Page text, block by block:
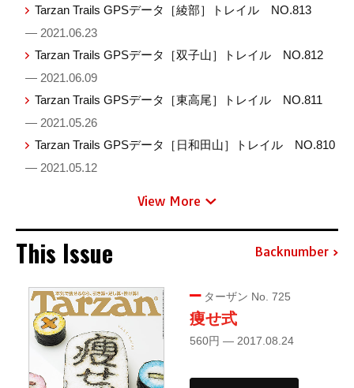
Tarzan Trails GPSデータ［綾部］トレイル NO.813
— 2021.06.23
Tarzan Trails GPSデータ［双子山］トレイル NO.812
— 2021.06.09
Tarzan Trails GPSデータ［東高尾］トレイル NO.811
— 2021.05.26
Tarzan Trails GPSデータ［日和田山］トレイル NO.810
— 2021.05.12
View More
This Issue Backnumber
ターザン No. 725
痩せ式
560円 — 2017.08.24